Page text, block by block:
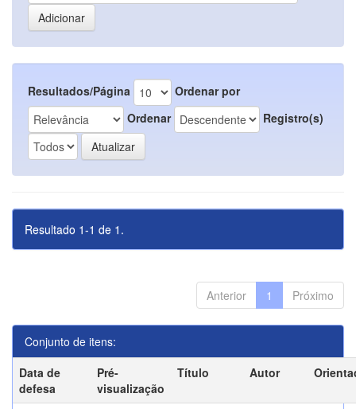
Resultados/Página
Ordenar por
Ordenar
Registro(s)
Resultado 1-1 de 1.
Anterior 1 Próximo
Conjunto de itens:
Data de
defesa
Pré-
visualização
Título Autor